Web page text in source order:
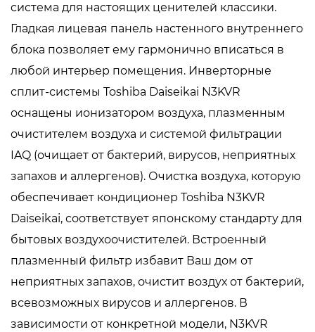
система для настоящих ценителей классики.
Гладкая лицевая панель настенного внутреннего
блока позволяет ему гармонично вписаться в
любой интерьер помещения. Инверторные
сплит-системы Toshiba Daiseikai N3KVR
оснащены ионизатором воздуха, плазменным
очистителем воздуха и системой фильтрации
IAQ (очищает от бактерий, вирусов, неприятных
запахов и аллергенов). Очистка воздуха, которую
обеспечивает кондиционер Toshiba N3KVR
Daiseikai, соответствует японскому стандарту для
бытовых воздухоочистителей. Встроенный
плазменный фильтр избавит Ваш дом от
неприятных запахов, очистит воздух от бактерий,
всевозможных вирусов и аллергенов. В
зависимости от конкретной модели, N3KVR